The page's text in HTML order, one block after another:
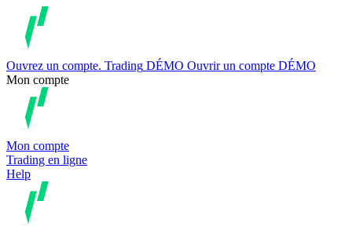
Ouvrez un compte. Trading DÉMO Ouvrir un compte DÉMO
Mon compte
Mon compte
Trading en ligne
Help